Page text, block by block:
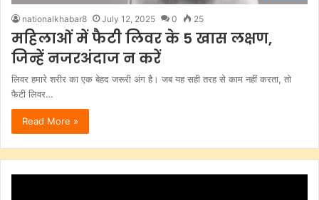
nationalkhabar8 July 12, 2025 0 25
महिलाओं में फैटी लिवर के 5 खास लक्षण,
जिन्हें नजरअंदाज न करें
लिवर हमारे शरीर का एक बेहद जरूरी अंग है। जब यह सही तरह से काम नहीं करता, तो
फैटी लिवर…
Read More »